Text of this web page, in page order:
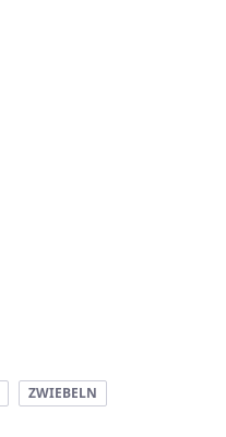
ZWIEBELN